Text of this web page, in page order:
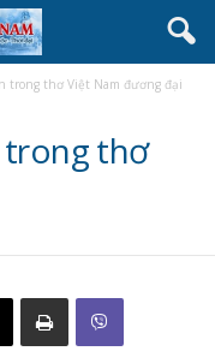
thơ Việt Nam đương đại
thơ